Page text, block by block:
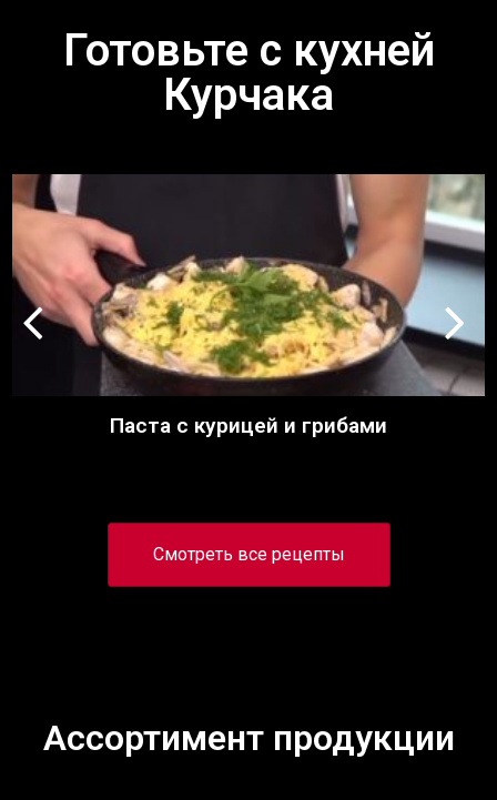
Готовьте с кухней
Курчака
Паста с курицей и грибами
Смотреть все рецепты
Ассортимент продукции